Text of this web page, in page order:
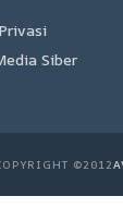
Siber
©2012